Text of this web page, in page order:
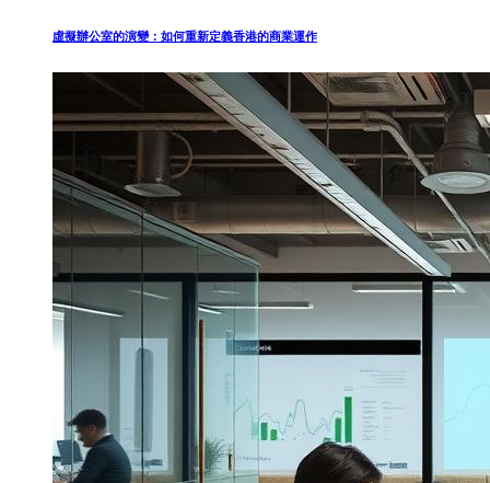
虛擬辦公室的演變：如何重新定義香港的商業運作